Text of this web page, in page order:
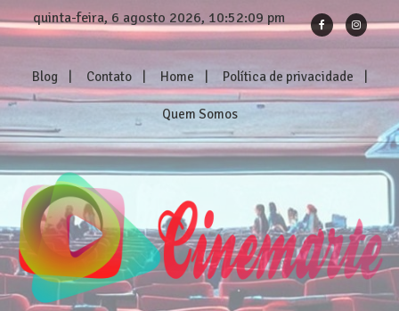
Skip
to
quinta-feira, 6 agosto 2026, 10:52:09 pm
Blog Contato Home Política de privacidade
Quem Somos